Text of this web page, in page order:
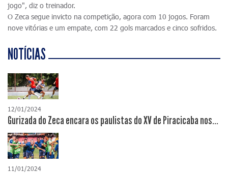
jogo", diz o treinador.
O Zeca segue invicto na competição, agora com 10 jogos. Foram
nove vitórias e um empate, com 22 gols marcados e cinco sofridos.
NOTÍCIAS
12/01/2024
Gurizada do Zeca encara os paulistas do XV de Piracicaba nos...
11/01/2024